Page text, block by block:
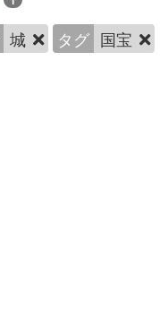
城 タグ 国宝